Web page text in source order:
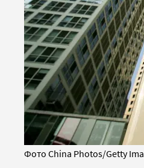
Фото China Photos/Getty